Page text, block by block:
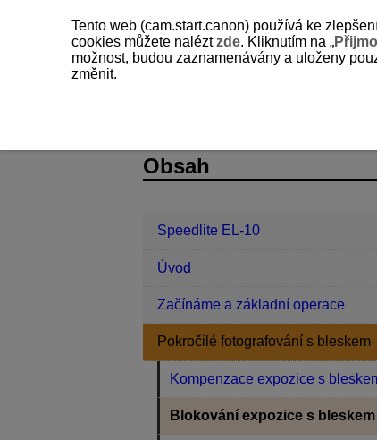
Obsah
Speedlite EL-10
Úvod
Začínáme a základní operace
Pokročilé fotografování s bleskem
Kompenzace expozice s
Blokování expozice s bleskem
Tento web (cam.start.canon) používá ke
cookies můžete naléztzde. Kliknutím na „
možnost, budou zaznamenávány a uloženy
změnit.